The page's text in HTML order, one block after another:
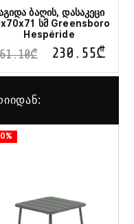
ბაღის, დასაკეცი
სმ Greensboro
Hespéride
₾ 230.55₾